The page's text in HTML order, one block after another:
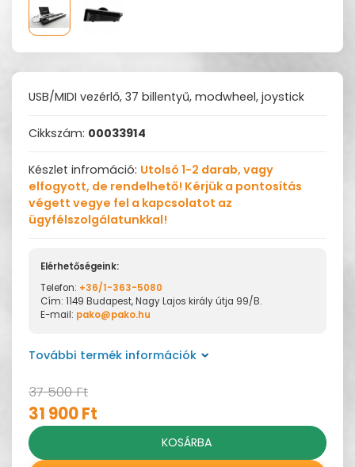
USB/MIDI vezérlő, 37 billentyű, modwheel, joystick
Cikkszám: 00033914
Készlet infromáció: Utolsó 1-2 darab, vagy
elfogyott, de rendelhető! Kérjük a pontosítás
végett vegye fel a kapcsolatot az
ügyfélszolgálatunkkal!
Elérhetőségeink:
Telefon: +36/1-363-5080
Cím: 1149 Budapest, Nagy Lajos király útja 99/B.
E-mail: pako@pako.hu
További termék információk
37 500 Ft
31 900 Ft
KOSÁRBA